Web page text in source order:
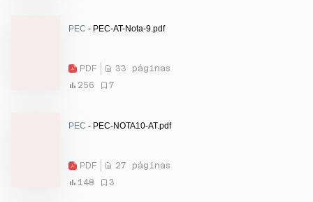
PEC - PEC-AT-Nota-9.pdf
PDF
33 páginas
256
7
PEC - PEC-NOTA10-AT.pdf
PDF
27 páginas
148
3